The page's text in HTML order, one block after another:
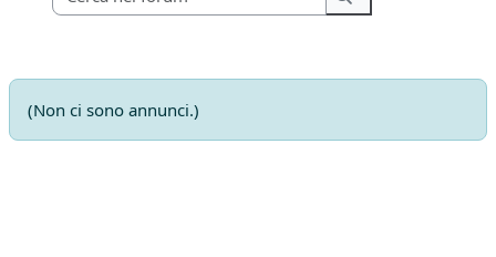
Cerca nei forum
(Non ci sono annunci.)